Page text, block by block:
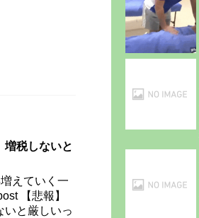
増税しないと
えていく一
【悲報】
いと厳しいっ